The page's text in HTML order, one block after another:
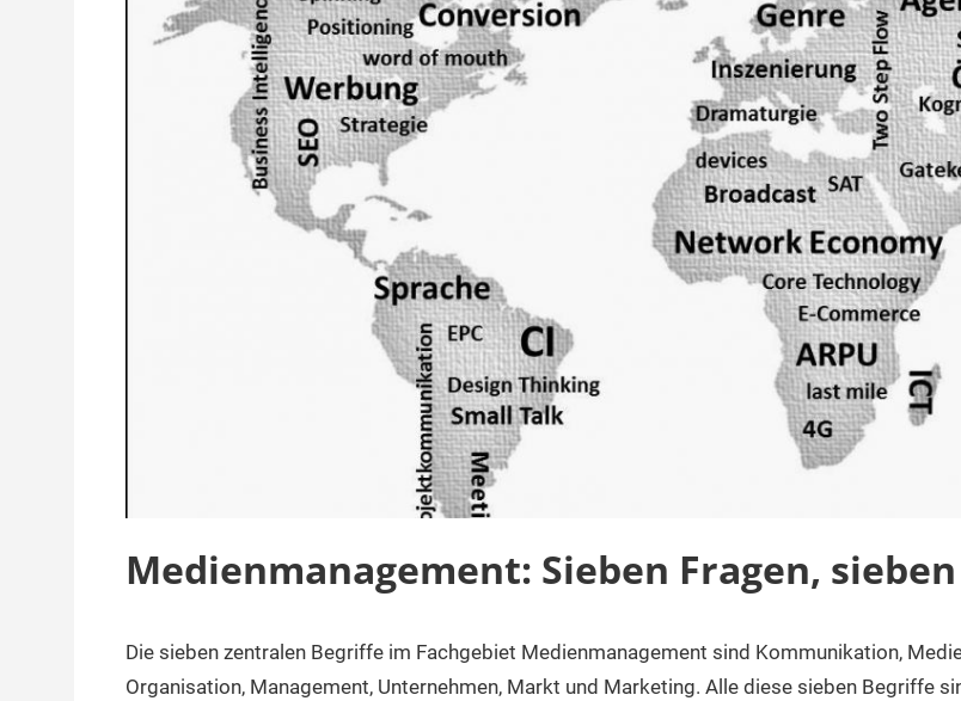
Medienmanagement: Sieben Fragen,
13.
Februar
terminal-
y
Sapere
aude
Die sieben zentralen Begriffe im Fachgebiet Medienmanagement sind Kommunikation,
Organisation, Management, Unternehmen, Markt und Marketing. Alle diese sieben Begriffe